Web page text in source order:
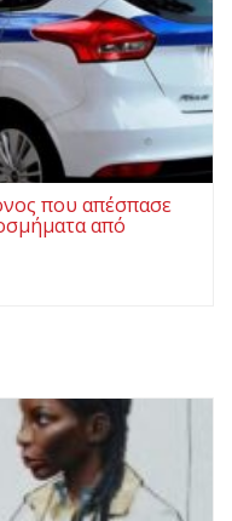
που απέσπασε
από